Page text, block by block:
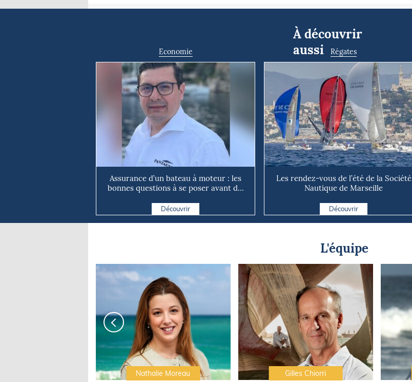
À découvrir
aussi
Economie
Assurance d’un bateau à moteur : les
bonnes questions à se poser avant d...
Découvrir
Régates
Les rendez-vous de l’été de la Société
Nautique de Marseille
Découvrir
L'équipe
Nathalie Moreau Gilles Chiorri